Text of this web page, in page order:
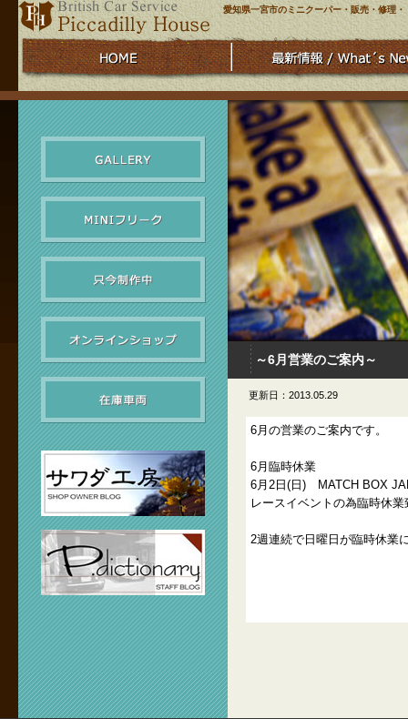
愛知県一宮市のミニクーパー・販売・修理
～6月営業のご案内～
更新日：2013.05.29
6月の営業のご案内です。
6月臨時休業
6月2日(日) MATCH BOX
レースイベントの為臨時休
2週連続で日曜日が臨時休業